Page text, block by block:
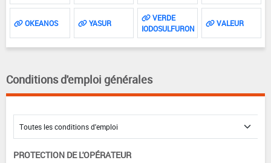
OKEANOS YASUR
VERDE
IODOSULFURON
VALEUR
Conditions d'emploi générales
PROTECTION DE L'OPÉRATEUR